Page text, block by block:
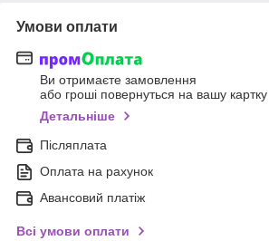
Умови оплати
Ви отримаєте замовлення
або гроші повернуться на вашу картку
Детальніше
Післяплата
Оплата на рахунок
Авансовий платіж
Всі умови оплати